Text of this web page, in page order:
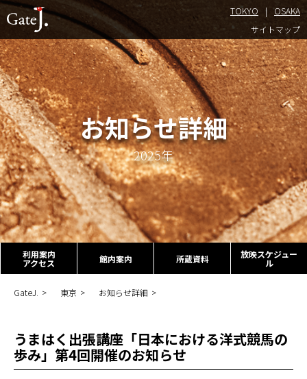
TOKYO
OSAKA
サイトマップ
お知らせ詳細
2025年
利用案内
アクセス 館内案内 所蔵資料 放映スケジュー
ル
GateJ. 東京 お知らせ詳細
うまはく出張講座「日本における洋式競馬の
歩み」第4回開催のお知らせ
TOKYO